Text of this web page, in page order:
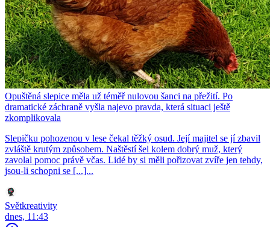
Opuštěná slepice měla už téměř nulovou šanci na přežití. Po
dramatické záchraně vyšla najevo pravda, která situaci ještě
zkomplikovala
Slepičku pohozenou v lese čekal těžký osud. Její majitel se jí zbavil
zvláště krutým způsobem. Naštěstí šel kolem dobrý muž, který
zavolal pomoc právě včas. Lidé by si měli pořizovat zvíře jen tehdy,
jsou-li schopni se [...]...
Světkreativity
dnes, 11:43